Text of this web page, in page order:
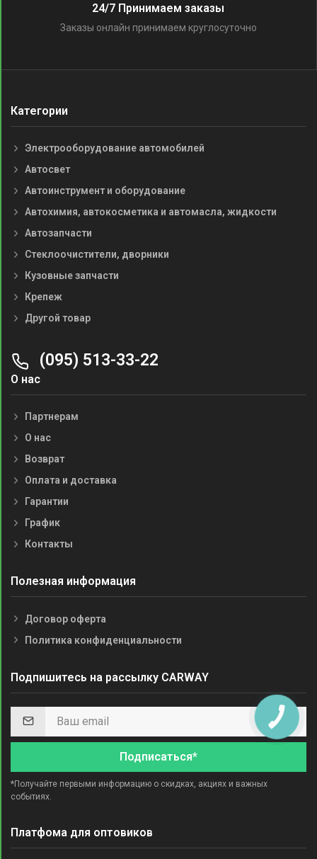
24/7 Принимаем заказы
Заказы онлайн принимаем круглосуточно
Категории
Электрооборудование автомобилей
Автосвет
Автоинструмент и оборудование
Автохимия, автокосметика и автомасла, жидкости
Автозапчасти
Стеклоочистители, дворники
Кузовные запчасти
Крепеж
Другой товар
(095) 513-33-22
О нас
Партнерам
О нас
Возврат
Оплата и доставка
Гарантии
График
Контакты
Полезная информация
Договор оферта
Политика конфиденциальности
Подпишитесь на рассылку CARWAY
Подписаться*
*Получайте первыми информацию о скидках, акциях и важных
событиях.
Платфома для оптовиков